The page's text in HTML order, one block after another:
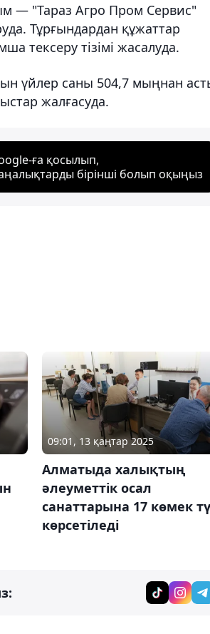
— "Тараз Агро Пром Сервис"
Тұрғындардан құжаттар
тексеру тізімі жасалуда.
үйлер саны 504,7 мыңнан
жалғасуда.
ға қосылып,
бірінші болып оқыңыз
09:01, 13 қаңтар 2025
Алматыда халықтың
әлеуметтік осал
санаттарына 17 көмек
көрсетіледі